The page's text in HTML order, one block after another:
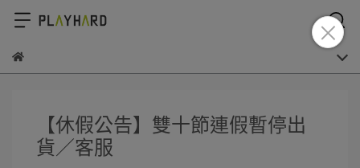
【休假公告】雙十節連假暫停出
貨／客服